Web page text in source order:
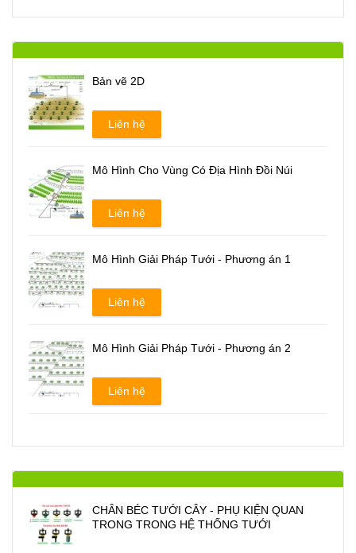
Bản vẽ 2D
Liên hệ
Mô Hình Cho Vùng Có Địa Hình Đồi Núi
Liên hệ
Mô Hình Giải Pháp Tưới - Phương án 1
Liên hệ
Mô Hình Giải Pháp Tưới - Phương án 2
Liên hệ
CHÂN BÉC TƯỚI CÂY - PHỤ KIỆN QUAN
TRONG TRONG HỆ THỐNG TƯỚI